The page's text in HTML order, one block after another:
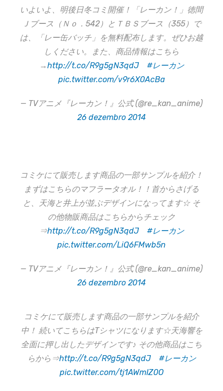
いよいよ、明後日冬コミ開催！「レーカン！」徳間
Ｊブース（Ｎｏ．542）とＴＢＳブース（355）で
は、「レー缶バッチ」を無料配布します。ぜひお越
しください。また、商品情報はこちら
→http://t.co/R9g5gN3qdJ
#レーカン
pic.twitter.com/v9r6X0AcBa
— TVアニメ『レーカン！』公式 (@re_kan_anime)
26 dezembro 2014
コミケにて販売します商品の一部サンプルを紹介！
まずはこちらのマフラータオル！！首からさげる
と、天海と井上が並ぶデザインになってます☆ そ
の他物販商品はこちらからチェック
⇒http://t.co/R9g5gN3qdJ
#レーカン
pic.twitter.com/LiQ6FMwb5n
— TVアニメ『レーカン！』公式 (@re_kan_anime)
26 dezembro 2014
コミケにて販売します商品の一部サンプルを紹介
中！ 続いてこちらはTシャツになります☆天海響を
全面に押し出したデザインです♪ その他商品はこち
らから⇒http://t.co/R9g5gN3qdJ
#レーカン
pic.twitter.com/tj1AWmIZ0O